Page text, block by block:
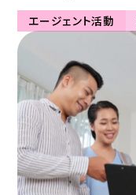
エージェント活動